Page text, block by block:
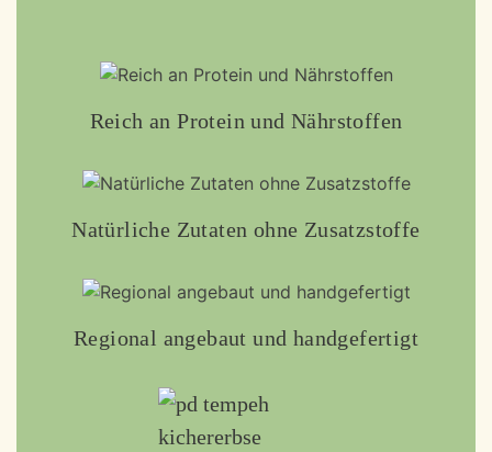
Reich an Protein und Nährstoffen
Natürliche Zutaten ohne Zusatzstoffe
Regional angebaut und handgefertigt